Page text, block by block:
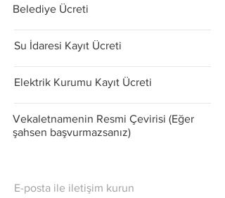
Belediye Ücreti
Su İdaresi Kayıt Ücreti
Elektrik Kurumu Kayıt Ücreti
Vekaletnamenin Resmi Çevirisi (Eğer
şahsen başvurmazsanız)
E-posta ile iletişim kurun